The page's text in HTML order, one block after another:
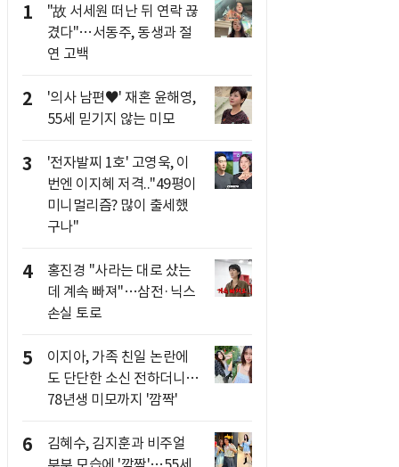
1
"故 서세원 떠난 뒤 연락 끊
겼다"…서동주, 동생과 절
연 고백
2
'의사 남편♥' 재혼 윤해영,
55세 믿기지 않는 미모
3
'전자발찌 1호' 고영욱, 이
번엔 이지혜 저격.."49평이
미니멀리즘? 많이 출세했
구나"
4
홍진경 "사라는 대로 샀는
데 계속 빠져"…삼전·닉스
손실 토로
5
이지아, 가족 친일 논란에
도 단단한 소신 전하더니…
78년생 미모까지 '깜짝'
6
김혜수, 김지훈과 비주얼